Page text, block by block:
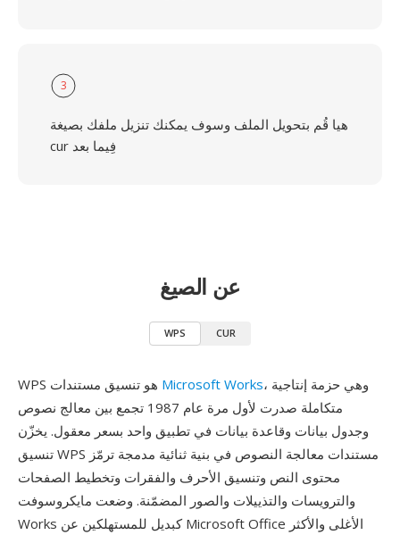
3
هيا قُم بتحويل الملف وسوف يمكنك تنزيل ملفك بصيغة
cur فِيما بعد
عن الصيغ
WPS CUR
Microsoft Works، وهي حزمة إنتاجية
متكاملة صدرت لأول مرة عام 1987 تجمع بين معالج نصوص
وجدول بيانات وقاعدة بيانات في تطبيق واحد بسعر معقول. يخزّن
تنسيق WPS مستندات معالجة النصوص في بنية ثنائية مدمجة ترمّز
محتوى النص وتنسيق الأحرف والفقرات وتخطيط الصفحات
والترويسات والتذييلات والصور المضمّنة. وضعت مايكروسوفت
Works كبديل للمستهلكين عن Microsoft Office الأغلى والأكثر